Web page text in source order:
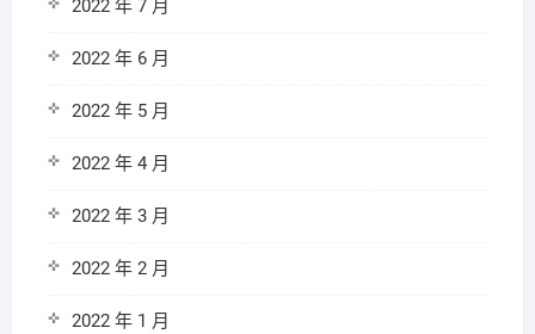
2022 年 7 月
2022 年 6 月
2022 年 5 月
2022 年 4 月
2022 年 3 月
2022 年 2 月
2022 年 1 月